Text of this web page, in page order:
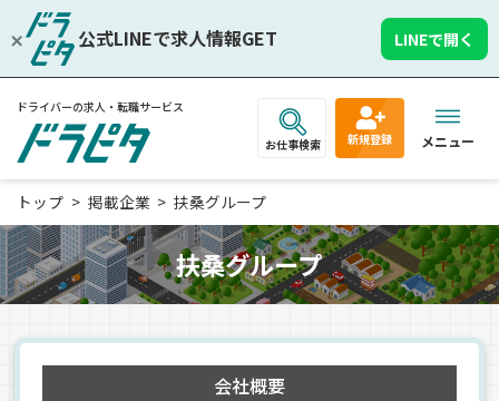
公式LINEで求人情報GET LINEで開く
ドライバーの求人・転職サービス
お仕事検索 新規登録 メニュー
トップ 掲載企業 扶桑グループ
扶桑グループ
会社概要